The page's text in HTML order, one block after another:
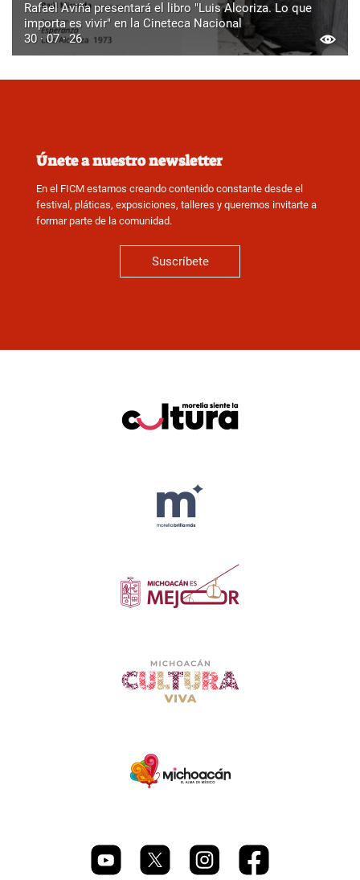
Rafael Aviña presentará el libro "Luis Alcoriza. Lo que
importa es vivir" en la Cineteca Nacional
30 · 07 · 26
Únete a nuestro newsletter
En el FICM estamos creando contenido constante desde el
festival, pláticas, exposiciones, talleres y queremos invitarte a
formar parte de la comunidad.
Suscríbete